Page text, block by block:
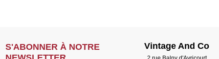
S'ABONNER À NOTRE
Vintage And Co